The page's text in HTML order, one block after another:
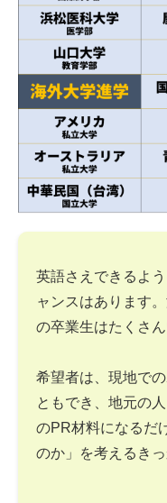
英語さえできるよ
ャンスはあります
の卒業生はたくさん
希望者は、現地で
ともでき、地元の
のPR材料になるだ
のか」を考えるき